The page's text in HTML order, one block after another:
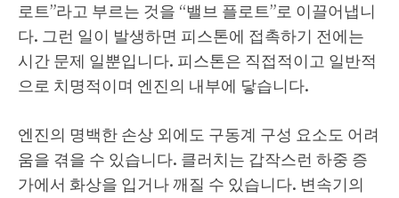
로트”라고 부르는 것을 “밸브 플로트”로 이끌어냅니
다. 그런 일이 발생하면 피스톤에 접촉하기 전에는
시간 문제 일뿐입니다. 피스톤은 직접적이고 일반적
으로 치명적이며 엔진의 내부에 닿습니다.
엔진의 명백한 손상 외에도 구동계 구성 요소도 어려
움을 겪을 수 있습니다. 클러치는 갑작스런 하중 증
가에서 화상을 입거나 깨질 수 있습니다. 변속기의